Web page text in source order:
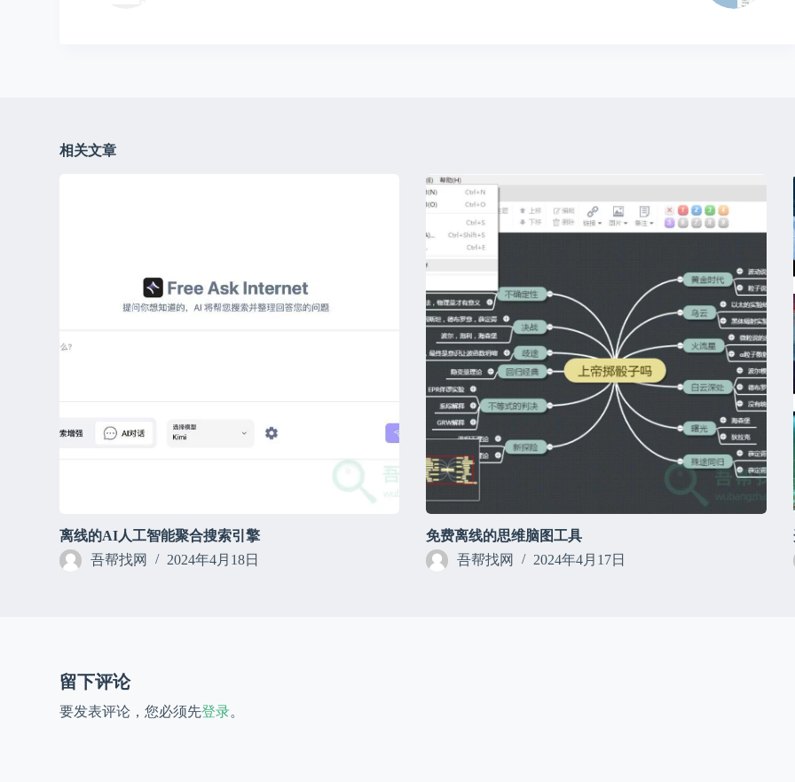
相关文章
离线的AI人工智能聚合搜索引擎
吾帮找网
2024年4月18日
免费离线的思维脑图工具
吾帮找网
2024年4月17日
留下评论
要发表评论，您必须先登录。